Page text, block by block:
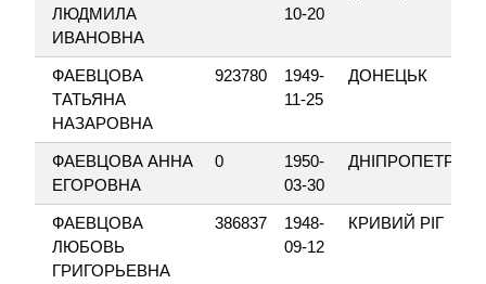
ЛЮДМИЛА
ИВАНОВНА
10-20
ФАЕВЦОВА
ТАТЬЯНА
НАЗАРОВНА
923780
1949-
11-25
ДОНЕЦЬК
ФАЕВЦОВА АННА
ЕГОРОВНА
0
1950-
03-30
ФАЕВЦОВА
ЛЮБОВЬ
ГРИГОРЬЕВНА
386837
1948-
09-12
КРИВИЙ РІГ